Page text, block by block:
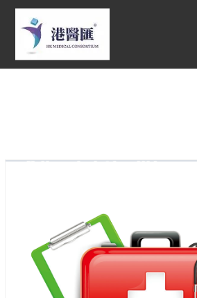
Skip
content
HONG KONG MEDICAL
CONSORTIUM LIMITED 港
醫匯
HEALTH CARE 醫健服務, GENERAL PRACTICE